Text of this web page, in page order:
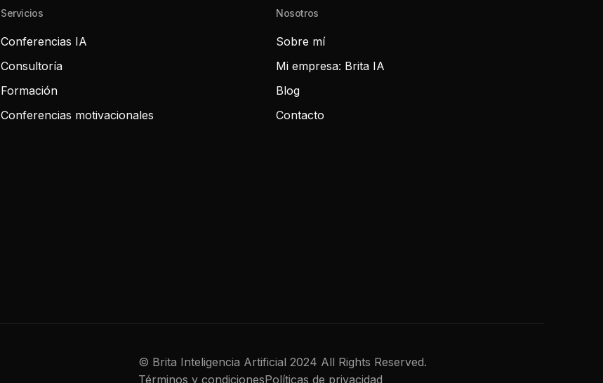
Servicios
Conferencias IA
Consultoría
Formación
Conferencias motivacionales
Nosotros
Sobre mí
Mi empresa: Brita IA
Blog
Contacto
© Brita Inteligencia Artificial 2024 All Rights Reserved.
Términos y condicionesPolíticas de privacidad